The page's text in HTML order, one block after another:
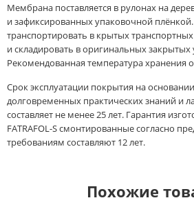
Мембрана поставляется в рулонах на
и зафиксированных упаковочной
транспортировать в крытых транспортных
и складировать в оригинальных закрытых
Рекомендованная температура хранения
Срок эксплуатации покрытия на
долговременных практических знаний и
составляет не менее 25 лет. Гарантия
FATRAFOL-S смонтированные согласно
требованиям составляют 12 лет.
Похожие